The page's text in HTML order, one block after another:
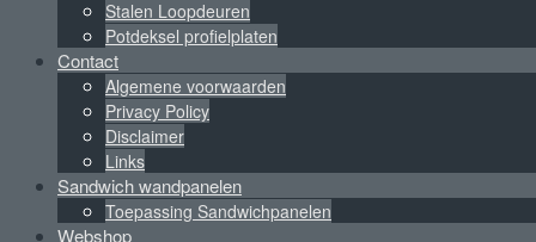
Stalen Loopdeuren
Potdeksel profielplaten
Contact
Algemene voorwaarden
Privacy Policy
Disclaimer
Links
Sandwich wandpanelen
Toepassing Sandwichpanelen
Webshop